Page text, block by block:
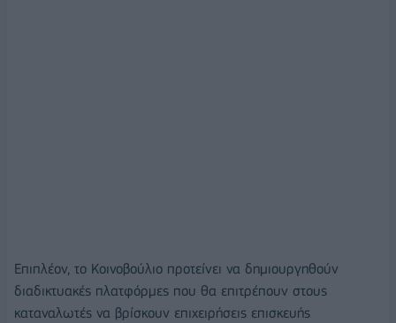
Επιπλέον, το Κοινοβούλιο προτείνει να δημιουργηθούν
διαδικτυακές πλατφόρμες που θα επιτρέπουν στους
καταναλωτές να βρίσκουν επιχειρήσεις επισκευής